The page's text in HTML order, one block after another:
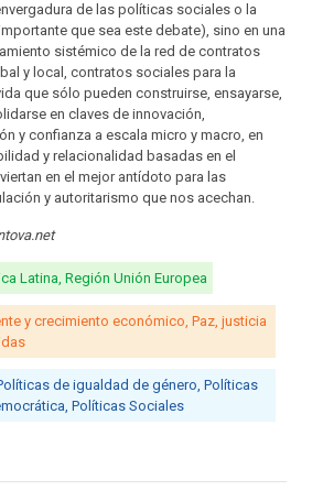
de las políticas sociales o la
que sea este debate), sino en una
sistémico de la red de contratos
y local, contratos sociales para la
que sólo pueden construirse, ensayarse,
en claves de innovación,
y confianza a escala micro y macro, en
y relacionalidad basadas en el
en el mejor antídoto para las
y autoritarismo que nos acechan.
Latina, Región Unión Europea
y crecimiento económico, Paz, justicia
de igualdad de género, Políticas
Políticas Sociales